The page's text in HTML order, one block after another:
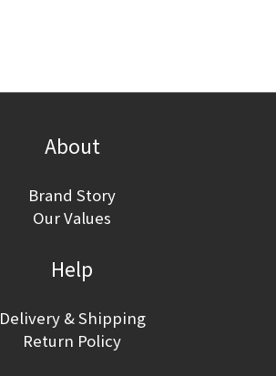
About
Brand Story
Our Values
Help
Delivery & Shipping
Return Policy